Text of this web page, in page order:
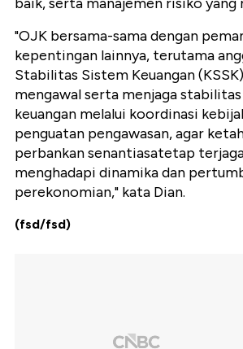
"OJK bersama-sama dengan
kepentingan lainnya, terutama
Stabilitas Sistem Keuangan
mengawal serta menjaga
keuangan melalui koordinasi
penguatan pengawasan, agar
perbankan senantiasatetap
menghadapi dinamika dan
perekonomian," kata Dian.
(fsd/fsd)